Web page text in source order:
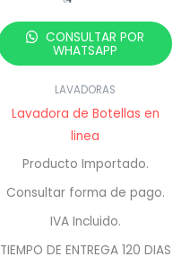
CONSULTAR POR
WHATSAPP
LAVADORAS
Lavadora de Botellas en
linea
Producto Importado.
Consultar forma de pago.
IVA Incluido.
TIEMPO DE ENTREGA 120 DIAS